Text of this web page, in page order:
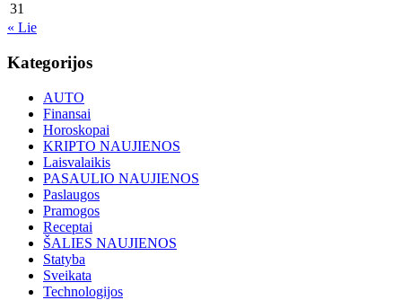
31
« Lie
Kategorijos
AUTO
Finansai
Horoskopai
KRIPTO NAUJIENOS
Laisvalaikis
PASAULIO NAUJIENOS
Paslaugos
Pramogos
Receptai
ŠALIES NAUJIENOS
Statyba
Sveikata
Technologijos